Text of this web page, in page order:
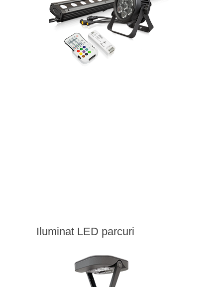
Iluminat LED parcuri